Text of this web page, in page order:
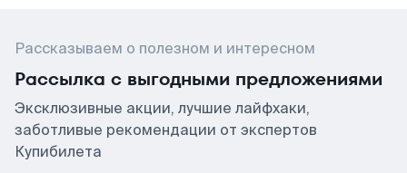
Рассказываем о полезном и интересном
Рассылка с выгодными предложениями
Эксклюзивные акции, лучшие лайфхаки,
заботливые рекомендации от экспертов
Купибилета